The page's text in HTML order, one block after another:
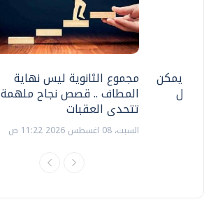
مجموع الثانوية ليس نهاية
المطاف .. قصص نجاح ملهمة
تتحدى العقبات
السبت، 08 اغسطس 2026 11:22 ص
.. هل يمكن
نتعامل